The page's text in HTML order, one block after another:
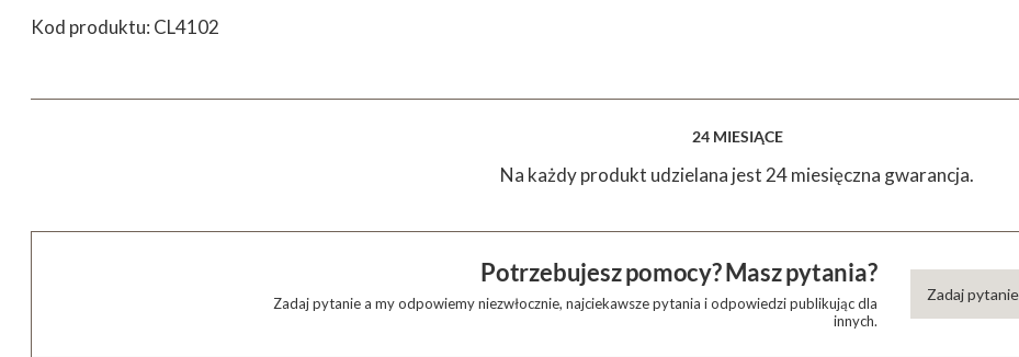
Kod produktu: CL4102
24 MIESIĄCE
Na każdy produkt udzielana jest 24 miesięczna gwarancja.
Potrzebujesz pomocy? Masz pytania?
Zadaj pytanie a my odpowiemy niezwłocznie, najciekawsze pytania i odpowiedzi publikując dla
innych.
Zadaj pytanie